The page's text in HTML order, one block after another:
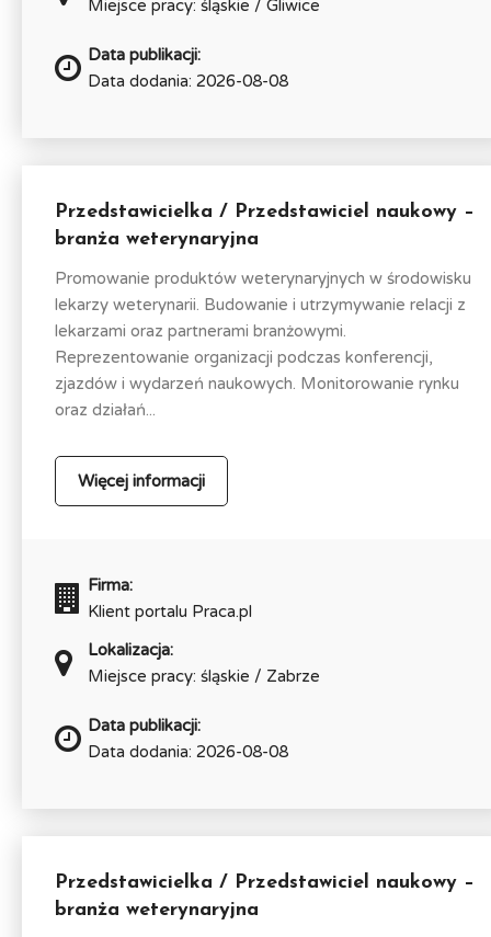
Miejsce pracy: śląskie / Gliwice
Data publikacji:
Data dodania: 2026-08-08
Przedstawicielka / Przedstawiciel naukowy –
branża weterynaryjna
Promowanie produktów weterynaryjnych w środowisku
lekarzy weterynarii. Budowanie i utrzymywanie relacji z
lekarzami oraz partnerami branżowymi.
Reprezentowanie organizacji podczas konferencji,
zjazdów i wydarzeń naukowych. Monitorowanie rynku
oraz działań...
Więcej informacji
Firma:
Klient portalu Praca.pl
Lokalizacja:
Miejsce pracy: śląskie / Zabrze
Data publikacji:
Data dodania: 2026-08-08
Przedstawicielka / Przedstawiciel naukowy –
branża weterynaryjna